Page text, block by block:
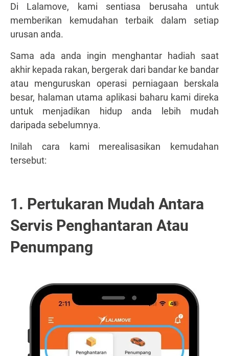
Di Lalamove, kami sentiasa berusaha untuk
memberikan kemudahan terbaik dalam setiap
urusan anda.
Sama ada anda ingin menghantar hadiah saat
akhir kepada rakan, bergerak dari bandar ke bandar
atau menguruskan operasi perniagaan berskala
besar, halaman utama aplikasi baharu kami direka
untuk menjadikan hidup anda lebih mudah
daripada sebelumnya.
Inilah cara kami merealisasikan kemudahan
tersebut:
1. Pertukaran Mudah Antara
Servis Penghantaran Atau
Penumpang